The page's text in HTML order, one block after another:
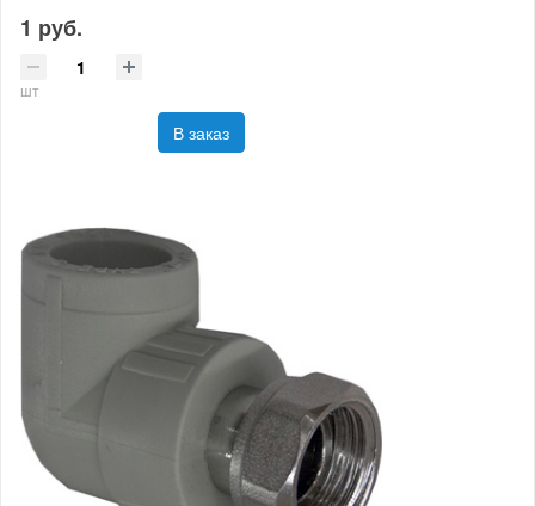
1 руб.
шт
В заказ